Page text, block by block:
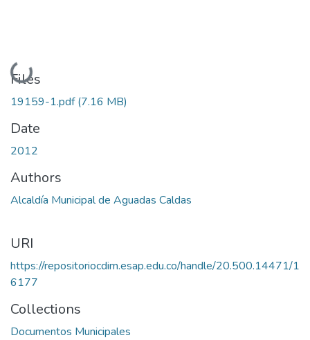
Loading...
Files
19159-1.pdf(7.16 MB)
Date
2012
Authors
Alcaldía Municipal de Aguadas Caldas
URI
https://repositoriocdim.esap.edu.co/handle/20.500.14471/1
6177
Collections
Documentos Municipales